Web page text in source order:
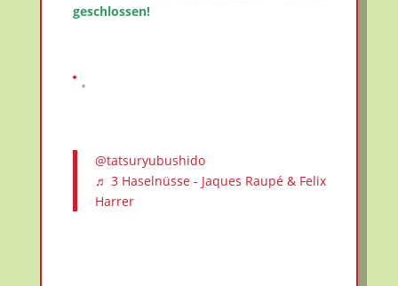
geschlossen!
@tatsuryubushido
♬ 3 Haselnüsse - Jaques Raupé & Felix
Harrer